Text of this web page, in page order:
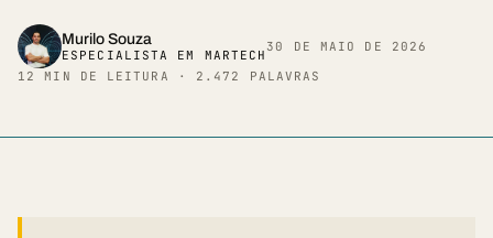
TELEFONE *
Murilo Souza
ESPECIALISTA EM MARTECH
30 DE MAIO DE 2026
12 MIN DE LEITURA · 2.472 PALAVRAS